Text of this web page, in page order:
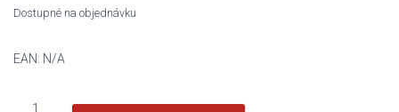
Dostupné na objednávku
EAN: N/A
množstvo